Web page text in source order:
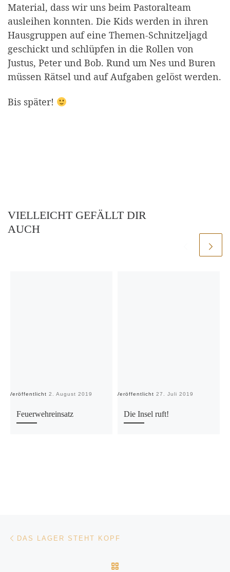
Material, dass wir uns beim Pastoralteam
ausleihen konnten. Die Kids werden in ihren
Hausgruppen auf eine Themen-Schnitzeljagd
geschickt und schlüpfen in die Rollen von
Justus, Peter und Bob. Rund um Nes und Buren
müssen Rätsel und auf Aufgaben gelöst werden.
Bis später!
VIELLEICHT GEFÄLLT DIR
AUCH
Veröffentlicht 2. August 2019
Feuerwehreinsatz
Veröffentlicht 27. Juli 2019
Die Insel ruft!
Beitragsnavigation
DAS LAGER STEHT KOPF